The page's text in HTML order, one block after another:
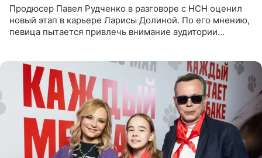
Продюсер Павел Рудченко в разговоре с НСН оценил
новый этап в карьере Ларисы Долиной. По его мнению,
певица пытается привлечь внимание аудитории